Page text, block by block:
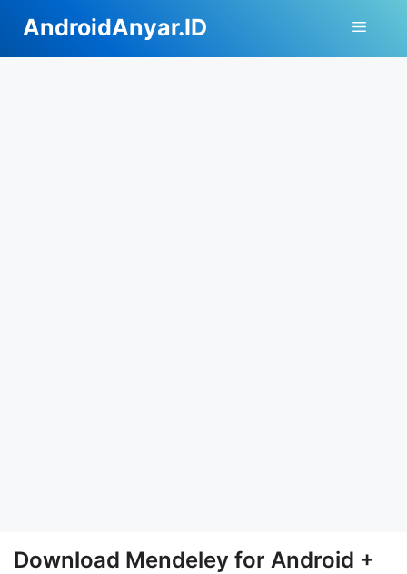
isi
AndroidAnyar.ID Menu
Download Mendeley for Android +